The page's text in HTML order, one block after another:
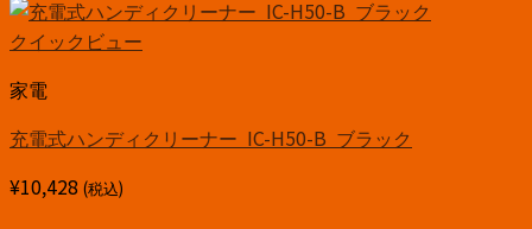
クイックビュー
家電
充電式ハンディクリーナー IC-H50-B ブラック
¥10,428 (税込)